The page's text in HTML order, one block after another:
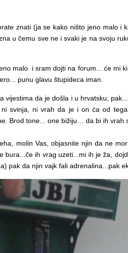
znati (ja se kako ništo jeno malo
u čemu sve ne i svaki je na svoju
malo i sram dojti na forum... će
punu glavu štupideca iman.
vijestima da je došla i u hrvatsku,
svinja, ni vrah da je i on ća od
Brod tone... one bižiju… da bi ih vrah
molin Vas, objasnite njin da ne
ih vrag uzeti...mi ih je ža,
pak da njin vajk fali adrenalina...pak